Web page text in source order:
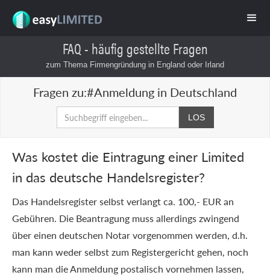
FAQ - häufig gestellte Fragen
zum Thema Firmengründung in England oder Irland
Fragen zu:#Anmeldung in Deutschland
Was kostet die Eintragung einer Limited
in das deutsche Handelsregister?
Das Handelsregister selbst verlangt ca. 100,- EUR an
Gebühren. Die Beantragung muss allerdings zwingend
über einen deutschen Notar vorgenommen werden, d.h.
man kann weder selbst zum Registergericht gehen, noch
kann man die Anmeldung postalisch vornehmen lassen,